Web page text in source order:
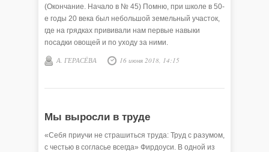
(Окончание. Начало в № 45) Помню, при школе в 50-
е годы 20 века был небольшой земельный участок,
где на грядках прививали нам первые навыки
посадки овощей и по уходу за ними.
А. ГЕРАСЁВА 16 июня 2018, 14:15
Мы выросли в труде
«Себя приучи не страшиться труда: Труд с разумом,
с честью в согласье всегда» Фирдоуси. В одной из